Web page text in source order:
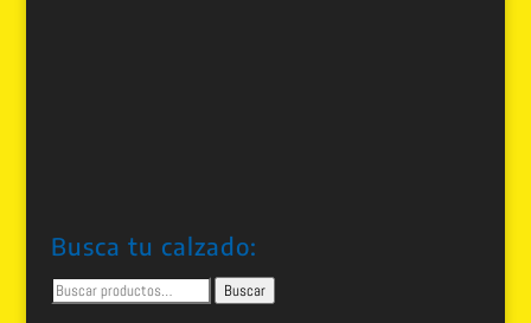
Busca tu calzado:
Buscar
por:
Buscar